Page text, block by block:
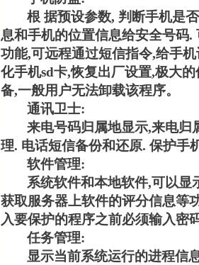
根 据预设参数, 判断手机是
息和手机的位置信息给安全号码
功能,可远程通过短信指令,给手
化手机sd卡,恢复出厂设置,极大
备,一般用户无法卸载该程序。
通讯卫士:
来电号码归属地显示,来电归
理. 电话短信备份和还原. 保护手
软件管理:
系统软件和本地软件,可以显
获取服务器上软件的评分信息等
入要保护的程序之前必须输入密
任务管理:
显示当前系统运行的进程信